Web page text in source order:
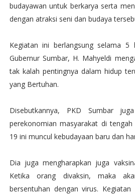
budayawan untuk berkarya serta
dengan atraksi seni dan budaya
Kegiatan ini berlangsung selama 5
Gubernur Sumbar, H. Mahyeldi
tak kalah pentingnya dalam hidup
yang Bertuhan.
Disebutkannya, PKD Sumbar
perekonomian masyarakat di
19 ini muncul kebudayaan baru dan
Dia juga mengharapkan juga
Ketika orang divaksin, maka
bersentuhan dengan virus.